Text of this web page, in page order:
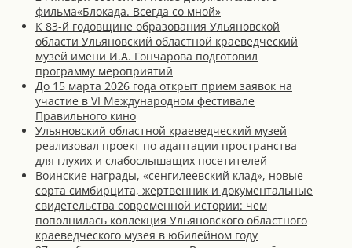
фильма«Блокада. Всегда со мной»
К 83-й годовщине образования Ульяновской
области Ульяновский областной краеведческий
музей имени И.А. Гончарова подготовил
программу мероприятий
До 15 марта 2026 года открыт прием заявок на
участие в VI Международном фестивале
Правильного кино
Ульяновский областной краеведческий музей
реализовал проект по адаптации пространства
для глухих и слабослышащих посетителей
Воинские награды, «сенгилеевский клад», новые
сорта симбирцита, жертвенник и документальные
свидетельства современной истории: чем
пополнилась коллекция Ульяновского областного
краеведческого музея в юбилейном году